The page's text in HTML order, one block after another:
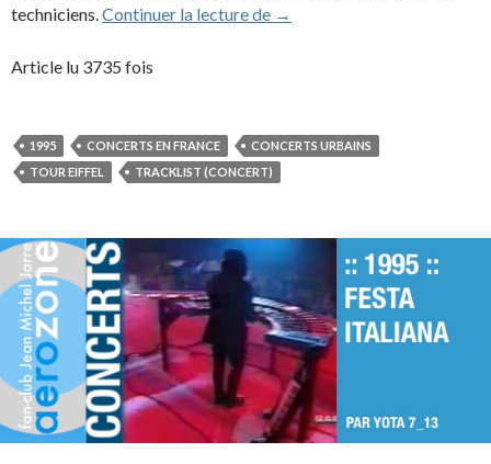
techniciens.Continuer la lecture de 1995 – Concert pour la
→
Article lu 3735 fois
1995 CONCERTS EN FRANCE
CONCERTS URBAINS
TOUR EIFFEL
TRACKLIST (CONCERT)